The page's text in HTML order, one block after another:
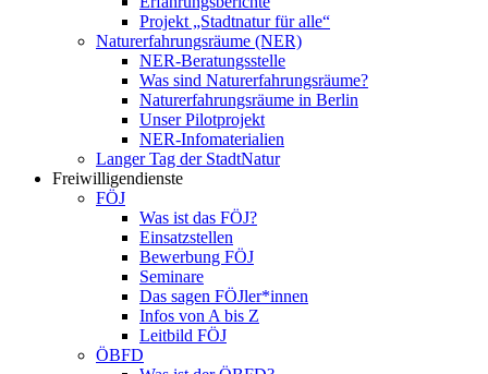
Projekt „Stadtnatur für alle“
Naturerfahrungsräume (NER)
NER-Beratungsstelle
Was sind Naturerfahrungsräume?
Naturerfahrungsräume in Berlin
Unser Pilotprojekt
NER-Infomaterialien
Langer Tag der StadtNatur
Freiwilligendienste
FÖJ
Was ist das FÖJ?
Einsatzstellen
Bewerbung FÖJ
Seminare
Das sagen FÖJler*innen
Infos von A bis Z
Leitbild FÖJ
ÖBFD